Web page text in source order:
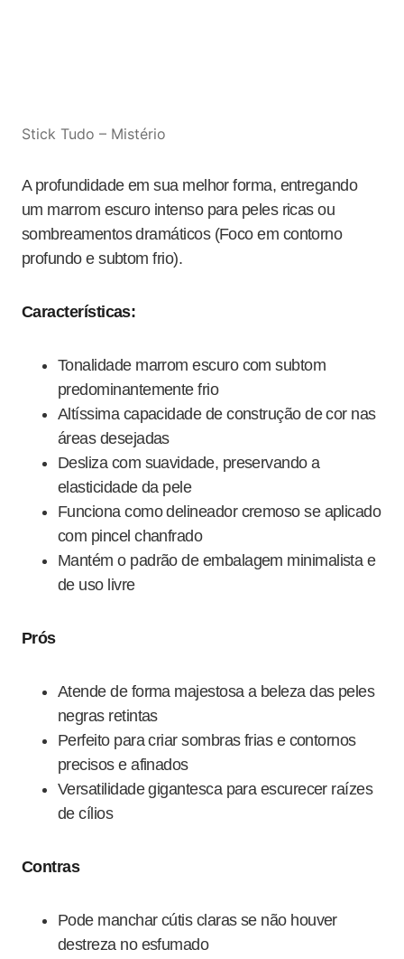
Stick Tudo – Mistério
A profundidade em sua melhor forma, entregando
um marrom escuro intenso para peles ricas ou
sombreamentos dramáticos (Foco em contorno
profundo e subtom frio).
Características:
Tonalidade marrom escuro com subtom
predominantemente frio
Altíssima capacidade de construção de cor nas
áreas desejadas
Desliza com suavidade, preservando a
elasticidade da pele
Funciona como delineador cremoso se aplicado
com pincel chanfrado
Mantém o padrão de embalagem minimalista e
de uso livre
Prós
Atende de forma majestosa a beleza das peles
negras retintas
Perfeito para criar sombras frias e contornos
precisos e afinados
Versatilidade gigantesca para escurecer raízes
de cílios
Contras
Pode manchar cútis claras se não houver
destreza no esfumado